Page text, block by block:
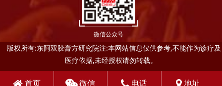
微信公众号
版权所有:东阿双胶膏方研究院注:本网站信息仅供参考,不能作为诊疗及
医疗依据,未经授权请勿转载。
首页 微信 电话 地址